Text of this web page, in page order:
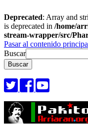
Deprecated: Array and
is deprecated in /home/
stream-wrapper/src/
Pasar al contenido
Buscar